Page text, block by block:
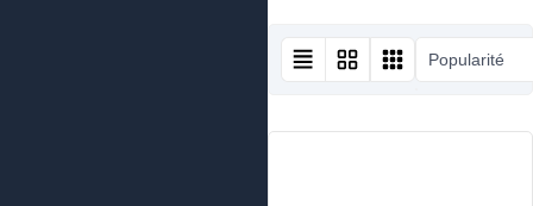
Popularité